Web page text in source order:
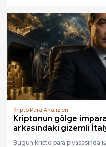
Kripto Para Analizleri
Kriptonun gölge
arkasındaki gizemli
Bugün kripto para piyasasında